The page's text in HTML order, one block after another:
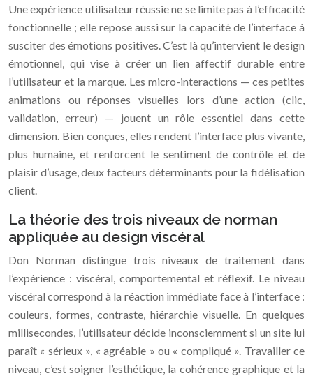
Une expérience utilisateur réussie ne se limite pas à l’efficacité
fonctionnelle ; elle repose aussi sur la capacité de l’interface à
susciter des émotions positives. C’est là qu’intervient le design
émotionnel, qui vise à créer un lien affectif durable entre
l’utilisateur et la marque. Les micro-interactions — ces petites
animations ou réponses visuelles lors d’une action (clic,
validation, erreur) — jouent un rôle essentiel dans cette
dimension. Bien conçues, elles rendent l’interface plus vivante,
plus humaine, et renforcent le sentiment de contrôle et de
plaisir d’usage, deux facteurs déterminants pour la fidélisation
client.
La théorie des trois niveaux de norman
appliquée au design viscéral
Don Norman distingue trois niveaux de traitement dans
l’expérience : viscéral, comportemental et réflexif. Le niveau
viscéral correspond à la réaction immédiate face à l’interface :
couleurs, formes, contraste, hiérarchie visuelle. En quelques
millisecondes, l’utilisateur décide inconsciemment si un site lui
paraît « sérieux », « agréable » ou « compliqué ». Travailler ce
niveau, c’est soigner l’esthétique, la cohérence graphique et la